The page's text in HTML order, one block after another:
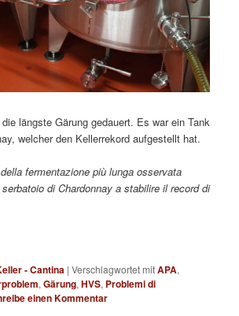
längste Gärung gedauert. Es war ein Tank
welcher den Kellerrekord aufgestellt hat.
fermentazione più lunga osservata
serbatoio di Chardonnay a stabilire il record di
- Cantina |Verschlagwortet mitAPA,
,Gärung,HVS, Problemi di
einen Kommentar